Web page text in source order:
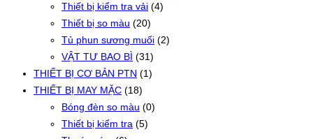
Thiết bị kiểm tra vải (4)
Thiết bị so màu (20)
Tủ phun sương muối (2)
VẬT TƯ BAO BÌ (31)
THIẾT BỊ CƠ BẢN PTN (1)
THIẾT BỊ MAY MẶC (18)
Bóng đèn so màu (0)
Thiết bị kiểm tra (5)